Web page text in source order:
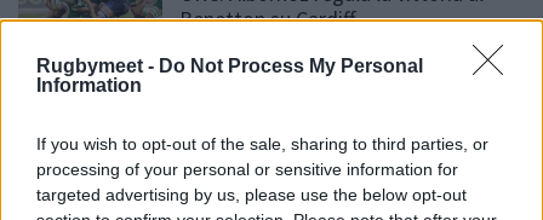
Rugbymeet - Do Not Process My Personal
Information
If you wish to opt-out of the sale, sharing to third parties, or
processing of your personal or sensitive information for
targeted advertising by us, please use the below opt-out
Benetton su Cardiff
UNITED RUGBY CHAMPIONSHIP
Bulls troppo forti per le Zebre, a
Pretoria finisce 63 a 24